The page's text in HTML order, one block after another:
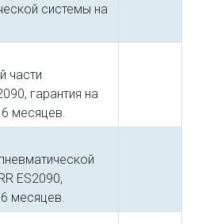
системы на
части
гарантия на
месяцев.
ES2090,
месяцев.